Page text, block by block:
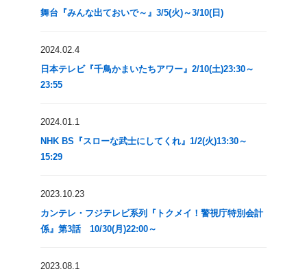
舞台『みんな出ておいで～』3/5(火)～3/10(日)
2024.02.4
日本テレビ『千鳥かまいたちアワー』2/10(土)23:30～
23:55
2024.01.1
NHK BS『スローな武士にしてくれ』1/2(火)13:30～
15:29
2023.10.23
カンテレ・フジテレビ系列『トクメイ！警視庁特別会計
係』第3話 10/30(月)22:00～
2023.08.1